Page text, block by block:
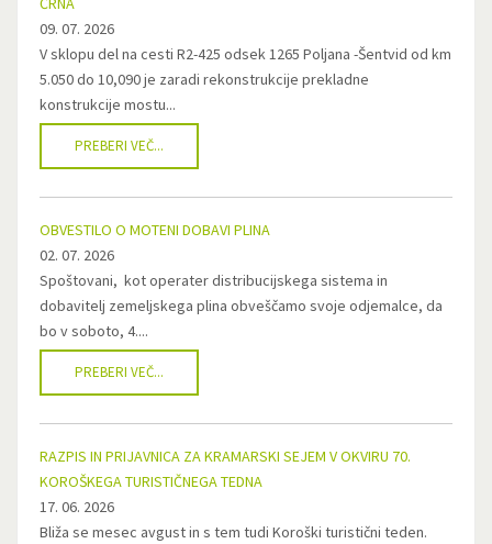
09. 07. 2026
V sklopu del na cesti R2-425 odsek 1265 Poljana -Šentvid od km
5.050 do 10,090 je zaradi rekonstrukcije prekladne
konstrukcije mostu...
PREBERI VEČ...
OBVESTILO O MOTENI DOBAVI PLINA
02. 07. 2026
Spoštovani, kot operater distribucijskega sistema in
dobavitelj zemeljskega plina obveščamo svoje odjemalce, da
bo v soboto, 4....
PREBERI VEČ...
RAZPIS IN PRIJAVNICA ZA KRAMARSKI SEJEM V OKVIRU 70.
KOROŠKEGA TURISTIČNEGA TEDNA
17. 06. 2026
Bliža se mesec avgust in s tem tudi Koroški turistični teden.